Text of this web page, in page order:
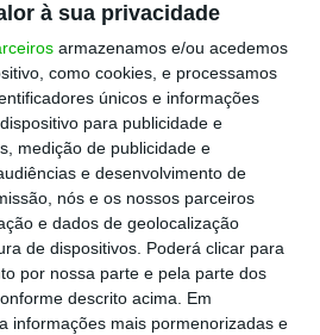
à sua privacidade
armazenamos e/ou acedemos
como cookies, e processamos
únicos e informações
para publicidade e
medição de publicidade e
e desenvolvimento de
nós e os nossos parceiros
e dados de geolocalização
de dispositivos. Poderá clicar para
por nossa parte e pela parte dos
descrito acima. Em
informações mais pormenorizadas e